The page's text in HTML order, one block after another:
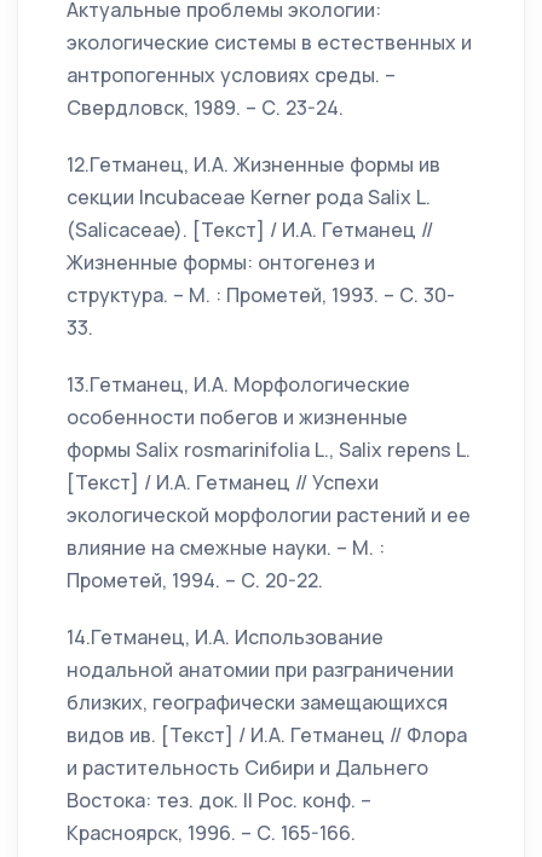
Актуальные проблемы экологии:
экологические системы в естественных и
антропогенных условиях среды. –
Свердловск, 1989. – С. 23-24.
12.Гетманец, И.А. Жизненные формы ив
секции Incubaceae Kerner рода Salix L.
(Sаlicaceae). [Текст] / И.А. Гетманец //
Жизненные формы: онтогенез и
структура. – М. : Прометей, 1993. – С. 30-
33.
13.Гетманец, И.А. Морфологические
особенности побегов и жизненные
формы Salix rosmarinifolia L., Salix repens L.
[Текст] / И.А. Гетманец // Успехи
экологической морфологии растений и ее
влияние на смежные науки. – М. :
Прометей, 1994. – С. 20-22.
14.Гетманец, И.А. Использование
нодальной анатомии при разграничении
близких, географически замещающихся
видов ив. [Текст] / И.А. Гетманец // Флора
и растительность Сибири и Дальнего
Востока: тез. док. II Рос. конф. –
Красноярск, 1996. – С. 165-166.